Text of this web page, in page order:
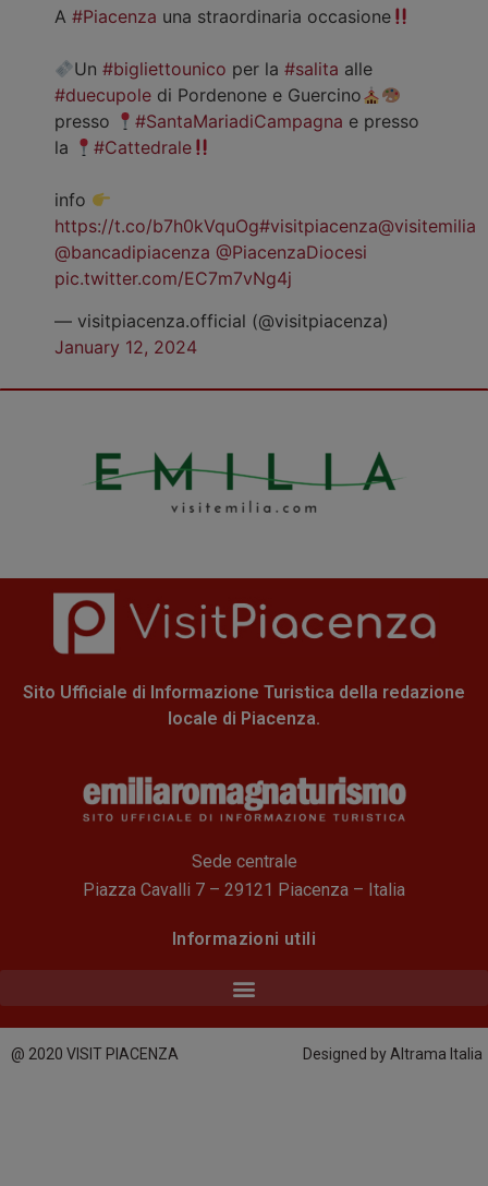
A #Piacenza una straordinaria occasione
Un#bigliettounico per la#salita alle
#duecupole di Pordenone e Guercino
presso
#SantaMariadiCampagna e presso
la
#Cattedrale
info
https://t.co/b7h0kVquOg#visitpiacenza@visitemilia
@bancadipiacenza @PiacenzaDiocesi
pic.twitter.com/EC7m7vNg4j
— visitpiacenza.official (@visitpiacenza)
January 12, 2024
Sito Ufficiale di Informazione Turistica della redazione
locale di Piacenza.
Sede centrale
Piazza Cavalli 7 – 29121 Piacenza – Italia
Informazioni utili
@ 2020 VISIT PIACENZA Designed by Altrama Italia